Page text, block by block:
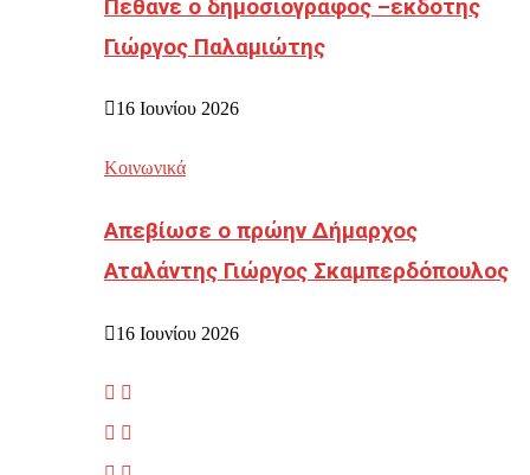
Πέθανε ο δημοσιογράφος –εκδότης
Γιώργος Παλαμιώτης
16 Ιουνίου 2026
Κοινωνικά
Απεβίωσε ο πρώην Δήμαρχος
Αταλάντης Γιώργος Σκαμπερδόπουλος
16 Ιουνίου 2026